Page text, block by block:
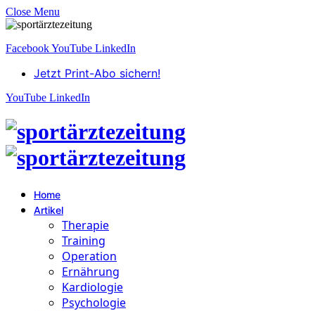
Close Menu
FacebookYouTube LinkedIn
Jetzt Print-Abo sichern!
YouTube LinkedIn
Home
Artikel
Therapie
Training
Operation
Ernährung
Kardiologie
Psychologie